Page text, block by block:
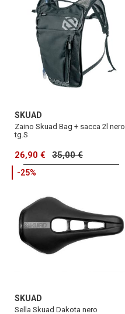
SKUAD
Zaino Skuad Bag + sacca 2l nero
tg.S
26,90 € 35,00 €
-25%
SKUAD
Sella Skuad Dakota nero